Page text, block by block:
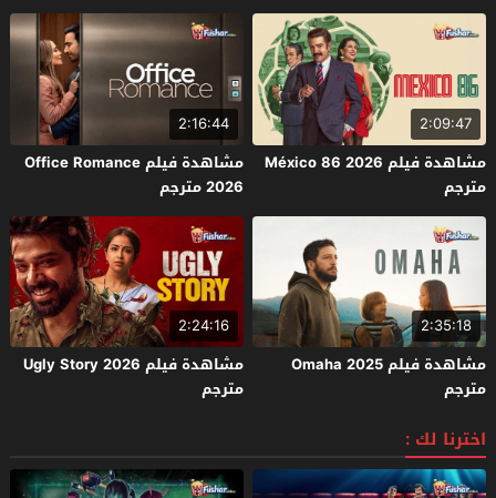
2:09:47
مشاهدة فيلم México 86 2026
مترجم
2:16:44
مشاهدة فيلم Office Romance
2026 مترجم
2:35:18
مشاهدة فيلم Omaha 2025
مترجم
2:24:16
مشاهدة فيلم Ugly Story 2026
مترجم
اخترنا لك :